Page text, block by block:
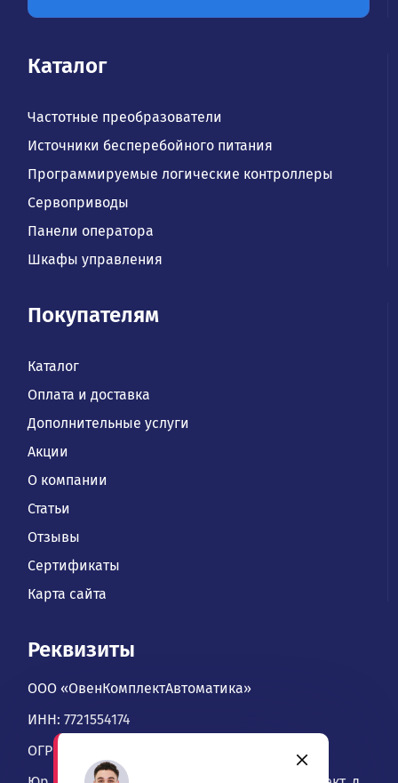
Каталог
Частотные преобразователи
Источники бесперебойного питания
Программируемые логические контроллеры
Сервоприводы
Панели оператора
Шкафы управления
Покупателям
Каталог
Оплата и доставка
Дополнительные услуги
Акции
О компании
Статьи
Отзывы
Сертификаты
Карта сайта
Реквизиты
ООО «ОвенКомплектАвтоматика»
ИНН: 7721554174
ОГРН: 1067746534900